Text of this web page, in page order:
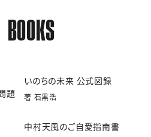
BOOKS
題
いのちの未来 公式図録
著 石黒浩
中村天風のご自愛指南書